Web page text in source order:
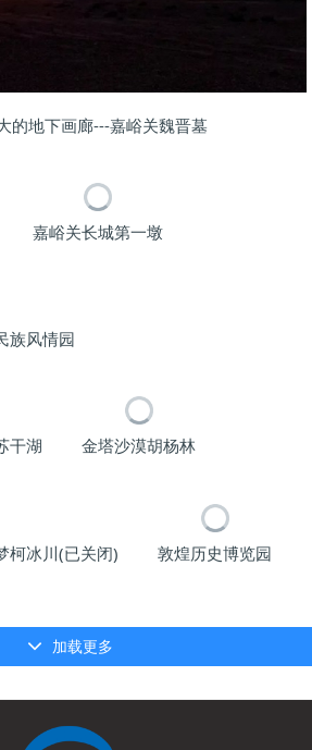
的地下画廊---嘉峪关魏晋墓
嘉峪关长城第一墩
族风情园
干湖 金塔沙漠胡杨林
柯冰川(已关闭) 敦煌历史博览园
加载更多